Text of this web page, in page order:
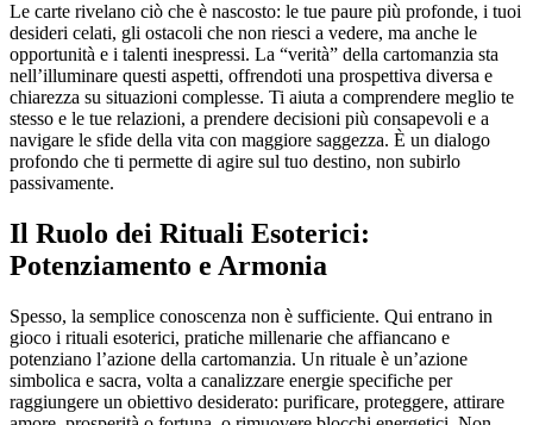
Le carte rivelano ciò che è nascosto: le tue paure più profonde, i tuoi
desideri celati, gli ostacoli che non riesci a vedere, ma anche le
opportunità e i talenti inespressi. La “verità” della cartomanzia sta
nell’illuminare questi aspetti, offrendoti una prospettiva diversa e
chiarezza su situazioni complesse. Ti aiuta a comprendere meglio te
stesso e le tue relazioni, a prendere decisioni più consapevoli e a
navigare le sfide della vita con maggiore saggezza. È un dialogo
profondo che ti permette di agire sul tuo destino, non subirlo
passivamente.
Il Ruolo dei Rituali Esoterici:
Potenziamento e Armonia
Spesso, la semplice conoscenza non è sufficiente. Qui entrano in
gioco i rituali esoterici, pratiche millenarie che affiancano e
potenziano l’azione della cartomanzia. Un rituale è un’azione
simbolica e sacra, volta a canalizzare energie specifiche per
raggiungere un obiettivo desiderato: purificare, proteggere, attirare